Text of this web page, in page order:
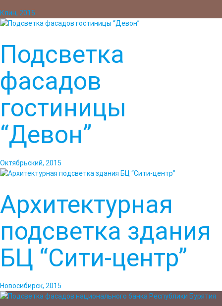
Клин, 2015
Подсветка
фасадов
гостиницы
“Девон”
Октябрьский, 2015
Архитектурная
подсветка здания
БЦ “Сити-центр”
Новосибирск, 2015